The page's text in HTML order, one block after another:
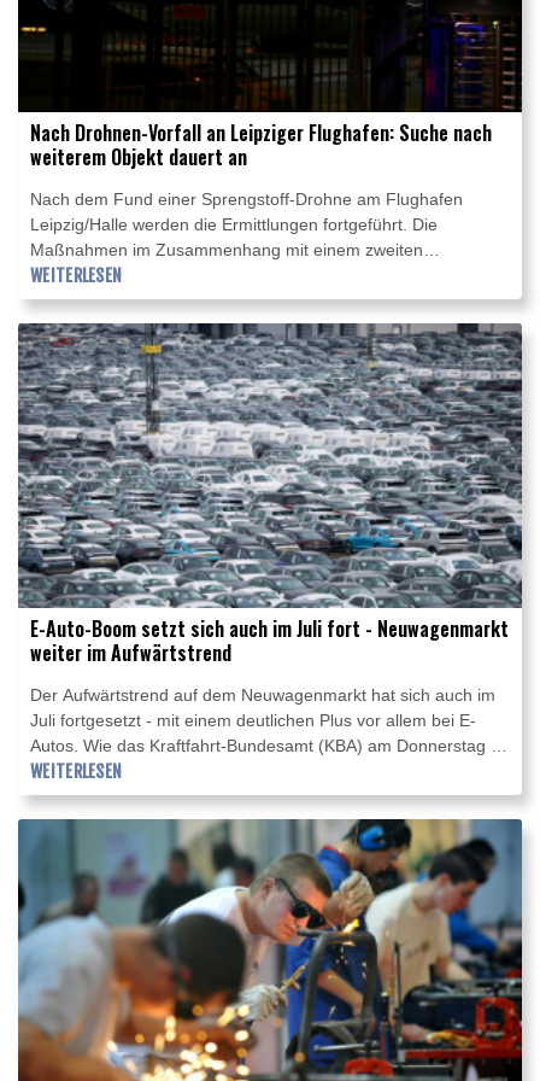
Nach Drohnen-Vorfall an Leipziger Flughafen: Suche nach
weiterem Objekt dauert an
Nach dem Fund einer Sprengstoff-Drohne am Flughafen
Leipzig/Halle werden die Ermittlungen fortgeführt. Die
Maßnahmen im Zusammenhang mit einem zweiten
verdächtigen Objekt dauerten am Donnerstag an, wie ein
Sprecher der Generalstaatsanwaltschaft Dresden sagte. Auch
eine Sprecherin des Landeskriminalamtes Sachsen (LKA)
betonte, die Spurensuche auf dem Flughafengelände sei am
Donnerstag fortgesetzt worden.
WEITERLESEN
E-Auto-Boom setzt sich auch im Juli fort - Neuwagenmarkt
weiter im Aufwärtstrend
Der Aufwärtstrend auf dem Neuwagenmarkt hat sich auch im
Juli fortgesetzt - mit einem deutlichen Plus vor allem bei E-
Autos. Wie das Kraftfahrt-Bundesamt (KBA) am Donnerstag in
Flensburg mitteilte, legten die Neuzulassungen von Elektro-
Pkw um 61,7 Prozent auf rund 78.600 Fahrzeuge zu.
Gemessen an allen Neuzulassungen entspricht dies einem
Anteil von 29,3 Prozent.
WEITERLESEN